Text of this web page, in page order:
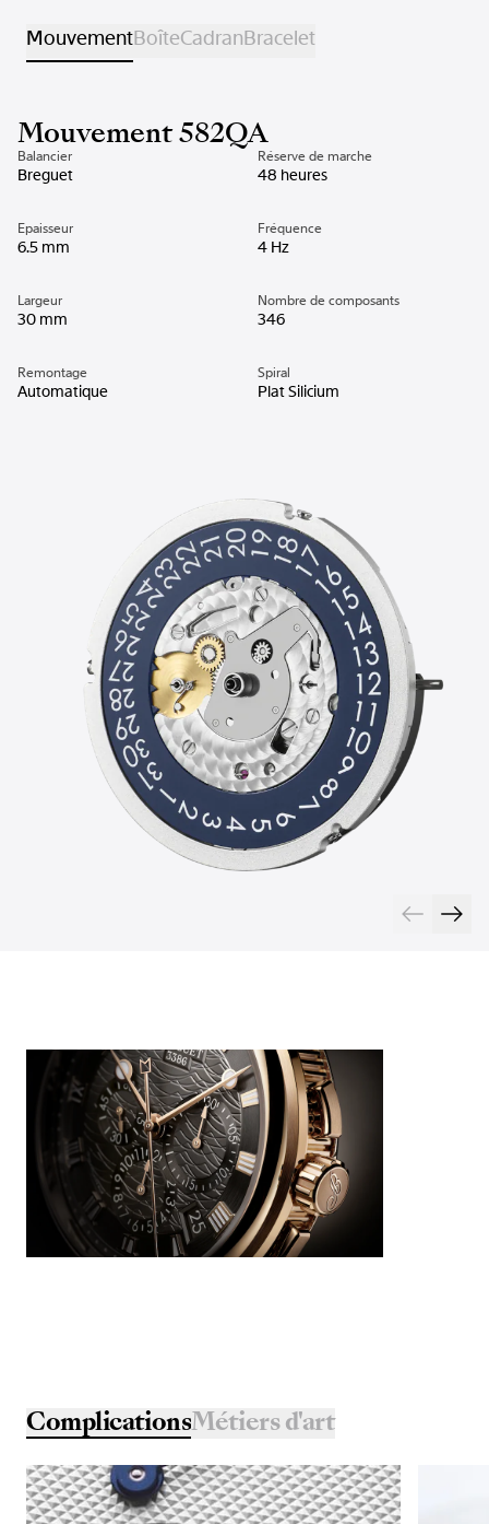
MouvementBoîteCadranBracelet
Mouvement 582QA
Balancier
Breguet
Réserve de marche
48 heures
Epaisseur
6.5 mm
Fréquence
4 Hz
Largeur
30 mm
Nombre de composants
346
Remontage
Automatique
Spiral
Plat Silicium
ComplicationsMétiers d'art